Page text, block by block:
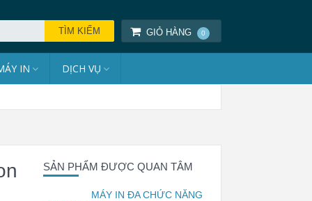
GIỎ HÀNG 0
IN DỊCH VỤ
SẢN PHẨM ĐƯỢC QUAN TÂM
MÁY IN ĐA CHỨC NĂNG